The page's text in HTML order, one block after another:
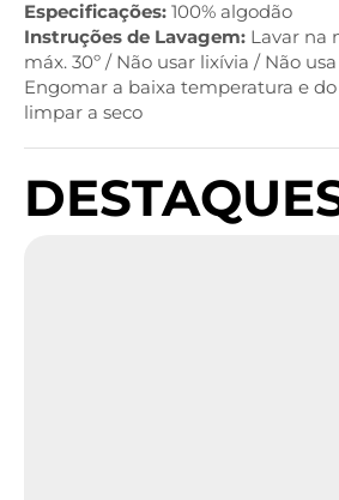
Especificações: 100% algodão
Instruções de Lavagem: Lavar na
máx. 30º / Não usar lixívia / Não
Engomar a baixa temperatura e do
limpar a seco